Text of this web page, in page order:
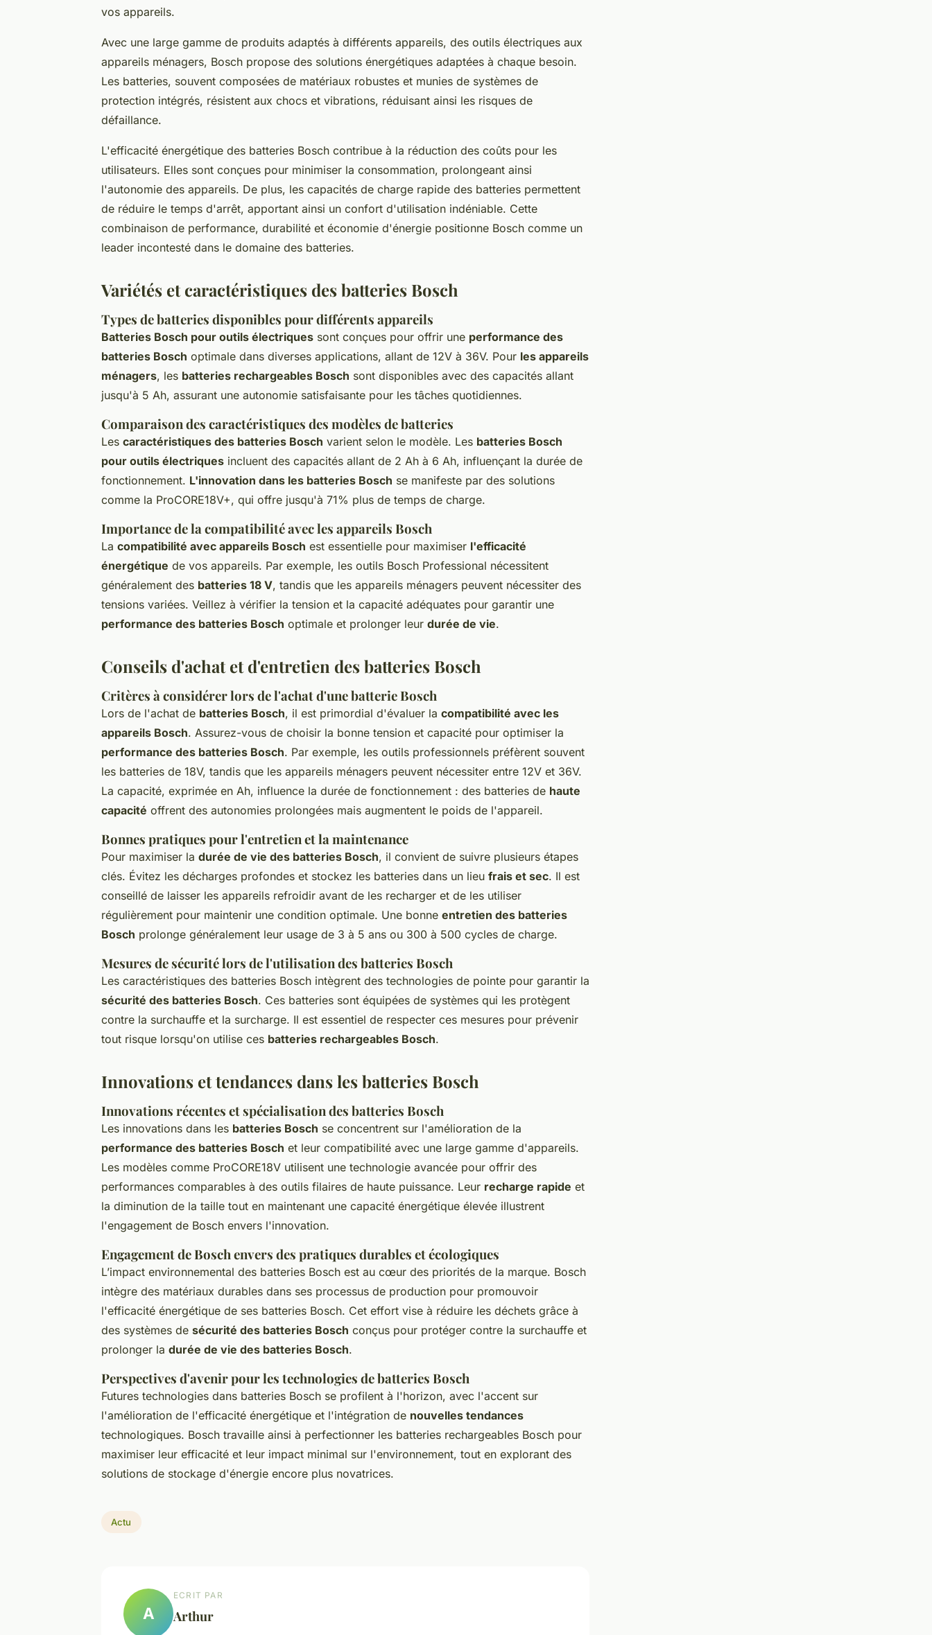
vos appareils.
Avec une large gamme de produits adaptés à différents appareils, des outils électriques aux
appareils ménagers, Bosch propose des solutions énergétiques adaptées à chaque besoin.
Les batteries, souvent composées de matériaux robustes et munies de systèmes de
protection intégrés, résistent aux chocs et vibrations, réduisant ainsi les risques de
défaillance.
L'efficacité énergétique des batteries Bosch contribue à la réduction des coûts pour les
utilisateurs. Elles sont conçues pour minimiser la consommation, prolongeant ainsi
l'autonomie des appareils. De plus, les capacités de charge rapide des batteries permettent
de réduire le temps d'arrêt, apportant ainsi un confort d'utilisation indéniable. Cette
combinaison de performance, durabilité et économie d'énergie positionne Bosch comme un
leader incontesté dans le domaine des batteries.
Variétés et caractéristiques des batteries Bosch
Types de batteries disponibles pour différents appareils
Batteries Bosch pour outils électriques sont conçues pour offrir une performance des
batteries Bosch optimale dans diverses applications, allant de 12V à 36V. Pour les appareils
ménagers, les batteries rechargeables Bosch sont disponibles avec des capacités allant
jusqu'à 5 Ah, assurant une autonomie satisfaisante pour les tâches quotidiennes.
Comparaison des caractéristiques des modèles de batteries
Les caractéristiques des batteries Bosch varient selon le modèle. Les batteries Bosch
pour outils électriques incluent des capacités allant de 2 Ah à 6 Ah, influençant la durée de
fonctionnement. L'innovation dans les batteries Bosch se manifeste par des solutions
comme la ProCORE18V+, qui offre jusqu'à 71% plus de temps de charge.
Importance de la compatibilité avec les appareils Bosch
La compatibilité avec appareils Bosch est essentielle pour maximiser l'efficacité
énergétique de vos appareils. Par exemple, les outils Bosch Professional nécessitent
généralement des batteries 18 V, tandis que les appareils ménagers peuvent nécessiter des
tensions variées. Veillez à vérifier la tension et la capacité adéquates pour garantir une
performance des batteries Bosch optimale et prolonger leur durée de vie.
Conseils d'achat et d'entretien des batteries Bosch
Critères à considérer lors de l'achat d'une batterie Bosch
Lors de l'achat de batteries Bosch, il est primordial d'évaluer la compatibilité avec les
appareils Bosch. Assurez-vous de choisir la bonne tension et capacité pour optimiser la
performance des batteries Bosch. Par exemple, les outils professionnels préfèrent souvent
les batteries de 18V, tandis que les appareils ménagers peuvent nécessiter entre 12V et 36V.
La capacité, exprimée en Ah, influence la durée de fonctionnement : des batteries de haute
capacité offrent des autonomies prolongées mais augmentent le poids de l'appareil.
Bonnes pratiques pour l'entretien et la maintenance
Pour maximiser la durée de vie des batteries Bosch, il convient de suivre plusieurs étapes
clés. Évitez les décharges profondes et stockez les batteries dans un lieu frais et sec. Il est
conseillé de laisser les appareils refroidir avant de les recharger et de les utiliser
régulièrement pour maintenir une condition optimale. Une bonne entretien des batteries
Bosch prolonge généralement leur usage de 3 à 5 ans ou 300 à 500 cycles de charge.
Mesures de sécurité lors de l'utilisation des batteries Bosch
Les caractéristiques des batteries Bosch intègrent des technologies de pointe pour garantir la
sécurité des batteries Bosch. Ces batteries sont équipées de systèmes qui les protègent
contre la surchauffe et la surcharge. Il est essentiel de respecter ces mesures pour prévenir
tout risque lorsqu'on utilise ces batteries rechargeables Bosch.
Innovations et tendances dans les batteries Bosch
Innovations récentes et spécialisation des batteries Bosch
Les innovations dans les batteries Bosch se concentrent sur l'amélioration de la
performance des batteries Bosch et leur compatibilité avec une large gamme d'appareils.
Les modèles comme ProCORE18V utilisent une technologie avancée pour offrir des
performances comparables à des outils filaires de haute puissance. Leur recharge rapide et
la diminution de la taille tout en maintenant une capacité énergétique élevée illustrent
l'engagement de Bosch envers l'innovation.
Engagement de Bosch envers des pratiques durables et écologiques
L’impact environnemental des batteries Bosch est au cœur des priorités de la marque. Bosch
intègre des matériaux durables dans ses processus de production pour promouvoir
l'efficacité énergétique de ses batteries Bosch. Cet effort vise à réduire les déchets grâce à
des systèmes de sécurité des batteries Bosch conçus pour protéger contre la surchauffe et
prolonger la durée de vie des batteries Bosch.
Perspectives d'avenir pour les technologies de batteries Bosch
Futures technologies dans batteries Bosch se profilent à l'horizon, avec l'accent sur
l'amélioration de l'efficacité énergétique et l'intégration de nouvelles tendances
technologiques. Bosch travaille ainsi à perfectionner les batteries rechargeables Bosch pour
maximiser leur efficacité et leur impact minimal sur l'environnement, tout en explorant des
solutions de stockage d'énergie encore plus novatrices.
Actu
A
ECRIT PAR
Arthur